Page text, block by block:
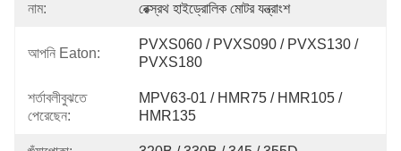
নাম: রেক্স্রথ হাইড্রোলিক মোটর যন্ত্রাংশ
আপনি Eaton:
PVXS060 / PVXS090 / PVXS130 /
PVXS180
শর্তাবলীবুঝতে
পেরেছেন:
MPV63-01 / HMR75 / HMR105 /
HMR135